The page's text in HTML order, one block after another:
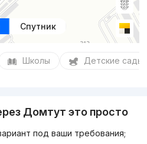
Спутник
Школы Детские сады
Домтут это просто
под ваши требования;